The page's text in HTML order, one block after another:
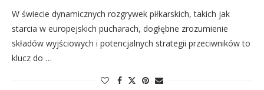
W świecie dynamicznych rozgrywek piłkarskich, takich jak
starcia w europejskich pucharach, dogłębne zrozumienie
składów wyjściowych i potencjalnych strategii przeciwników to
klucz do …